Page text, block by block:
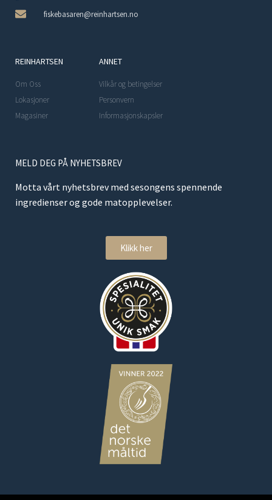
fiskebasaren@reinhartsen.no
REINHARTSEN
Om Oss
Lokasjoner
Magasiner
ANNET
Vilkår og betingelser
Personvern
Informasjonskapsler
MELD DEG PÅ NYHETSBREV
Motta vårt nyhetsbrev med sesongens spennende
ingredienser og gode matopplevelser.
Klikk her